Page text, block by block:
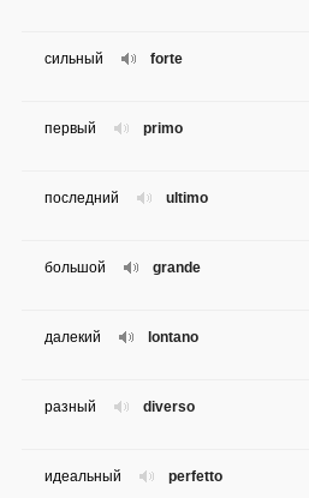
forte
сильный
primo
первый
ultimo
последний
grande
большой
lontano
далекий
diverso
разный
perfetto
идеальный